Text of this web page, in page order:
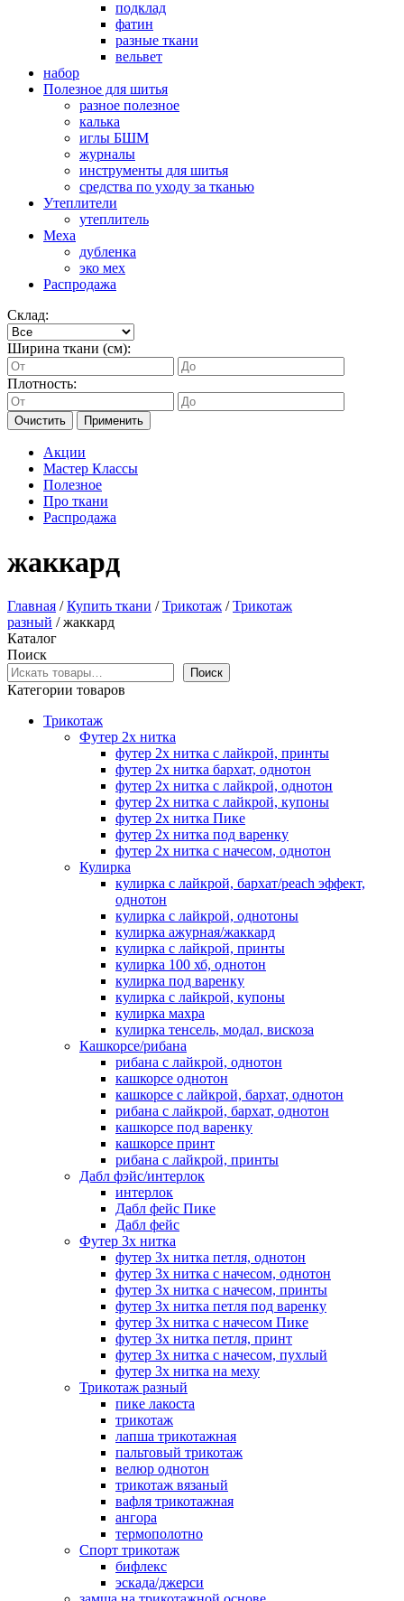
подклад
фатин
разные ткани
вельвет
набор
Полезное для шитья
разное полезное
калька
иглы БШМ
журналы
инструменты для шитья
средства по уходу за тканью
Утеплители
утеплитель
Меха
дубленка
эко мех
Распродажа
Склад:
Ширина ткани (см):
Плотность:
Очистить Применить
Акции
Мастер Классы
Полезное
Про ткани
Распродажа
жаккард
Главная /Купить ткани /Трикотаж /Трикотаж
разный / жаккард
Каталог
Поиск
Поиск
Категории товаров
Трикотаж
Футер 2х нитка
футер 2х нитка с лайкрой, принты
футер 2х нитка бархат, однотон
футер 2х нитка с лайкрой, однотон
футер 2х нитка с лайкрой, купоны
футер 2х нитка Пике
футер 2х нитка под варенку
футер 2х нитка с начесом, однотон
Кулирка
кулирка с лайкрой, бархат/peach эффект,
однотон
кулирка с лайкрой, однотоны
кулирка ажурная/жаккард
кулирка с лайкрой, принты
кулирка 100 хб, однотон
кулирка под варенку
кулирка с лайкрой, купоны
кулирка махра
кулирка тенсель, модал, вискоза
Кашкорсе/рибана
рибана с лайкрой, однотон
кашкорсе однотон
кашкорсе с лайкрой, бархат, однотон
рибана с лайкрой, бархат, однотон
кашкорсе под варенку
кашкорсе принт
рибана с лайкрой, принты
Дабл фэйс/интерлок
интерлок
Дабл фейс Пике
Дабл фейс
Футер 3х нитка
футер 3х нитка петля, однотон
футер 3х нитка с начесом, однотон
футер 3х нитка с начесом, принты
футер 3х нитка петля под варенку
футер 3х нитка с начесом Пике
футер 3х нитка петля, принт
футер 3х нитка с начесом, пухлый
футер 3х нитка на меху
Трикотаж разный
пике лакоста
трикотаж
лапша трикотажная
пальтовый трикотаж
велюр однотон
трикотаж вязаный
вафля трикотажная
ангора
термополотно
Спорт трикотаж
бифлекс
эскада/джерси